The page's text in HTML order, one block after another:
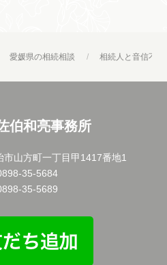
愛媛県の相続相談 相続人と音信不
伯和亮事務所
山方町一丁目甲1417番地1
35-5684
35-5689